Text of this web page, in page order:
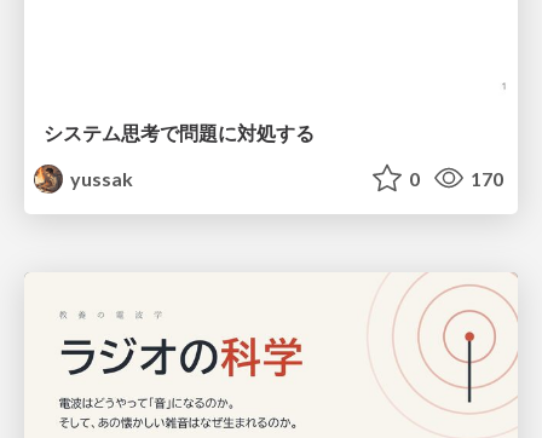
システム思考で問題に対処する
yussak
0 170